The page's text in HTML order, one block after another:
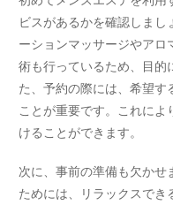
ビスがあるかを確認しま
ーションマッサージやア
術も行っているため、目的
た、予約の際には、希望す
ことが重要です。これに
けることができます。
次に、事前の準備も欠かせ
ためには、リラックスで